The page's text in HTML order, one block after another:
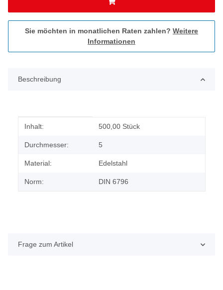
Sie möchten in monatlichen Raten zahlen? Weitere
Informationen
Beschreibung
Produkteigenschaft
Wert
Inhalt: 500,00 Stück
Durchmesser: 5
Material: Edelstahl
Norm: DIN 6796
Frage zum Artikel